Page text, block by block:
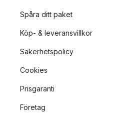
Spåra ditt paket
Köp- & leveransvillkor
Säkerhetspolicy
Cookies
Prisgaranti
Företag